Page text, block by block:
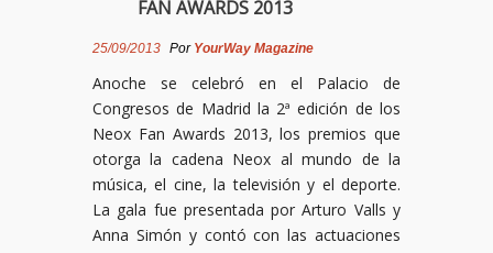
FAN AWARDS 2013
25/09/2013 Por YourWay Magazine
Anoche se celebró en el Palacio de
Congresos de Madrid la 2ª edición de los
Neox Fan Awards 2013, los premios que
otorga la cadena Neox al mundo de la
música, el cine, la televisión y el deporte.
La gala fue presentada por Arturo Valls y
Anna Simón y contó con las actuaciones